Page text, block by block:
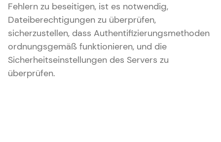
Fehlern zu beseitigen, ist es notwendig,
Dateiberechtigungen zu überprüfen,
sicherzustellen, dass Authentifizierungsmethoden
ordnungsgemäß funktionieren, und die
Sicherheitseinstellungen des Servers zu
überprüfen.